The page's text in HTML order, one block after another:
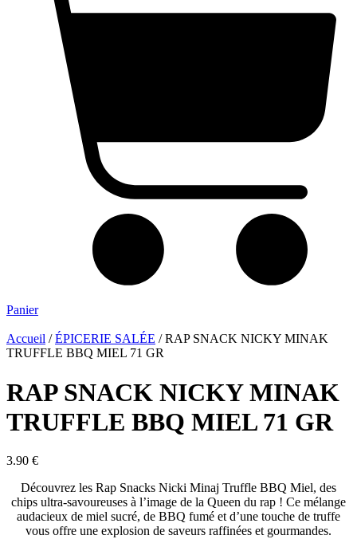
Panier
Accueil /ÉPICERIE SALÉE / RAP SNACK NICKY MINAK
TRUFFLE BBQ MIEL 71 GR
RAP SNACK NICKY MINAK
TRUFFLE BBQ MIEL 71 GR
3.90 €
Découvrez les Rap Snacks Nicki Minaj Truffle BBQ Miel, des
chips ultra-savoureuses à l’image de la Queen du rap ! Ce mélange
audacieux de miel sucré, de BBQ fumé et d’une touche de truffe
vous offre une explosion de saveurs raffinées et gourmandes.